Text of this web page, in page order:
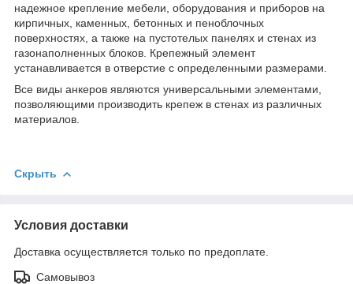
надежное крепление мебели, оборудования и приборов на
кирпичных, каменных, бетонных и пеноблочных
поверхностях, а также на пустотелых панелях и стенах из
газонаполненных блоков. Крепежный элемент
устанавливается в отверстие с определенными размерами.
Все виды анкеров являются универсальными элементами,
позволяющими производить крепеж в стенах из различных
материалов.
Скрыть
Условия доставки
Доставка осуществляется только по предоплате.
Самовывоз